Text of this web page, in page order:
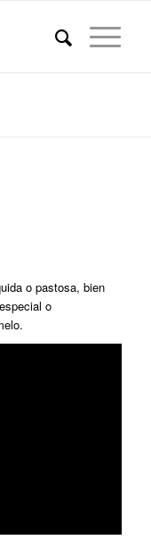
o pastosa, bien
o